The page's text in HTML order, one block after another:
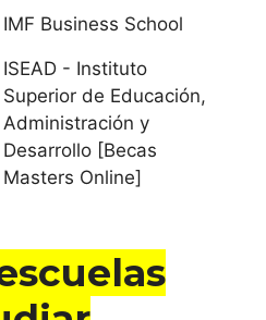
de
Abat
IMF Business School
ISEAD - Instituto
Superior de Educación,
Administración y
Desarrollo [Becas
Masters Online]